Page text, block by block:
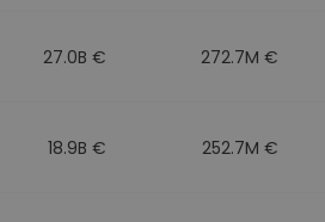
27.0B € 272.7M €
18.9B € 252.7M €